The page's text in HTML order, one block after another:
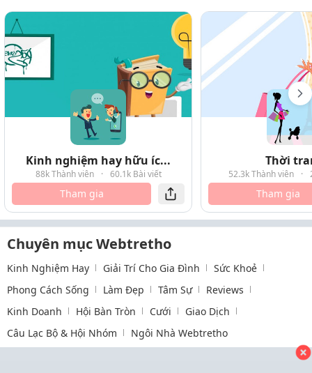
Kinh nghiệm hay hữu íc...
88k Thành viên · 60.1k Bài viết
Tham gia
Thời
52.3k Thành viên ·
Tham gia
Chuyên mục Webtretho
Kinh Nghiệm Hay Giải Trí Cho Gia Đình
Sức Khoẻ
Phong Cách Sống
Làm Đẹp Tâm Sự
Reviews
Kinh Doanh
Hội Bàn Tròn Cưới
Giao Dịch
Câu Lạc Bộ & Hội Nhóm
Ngôi Nhà Webtretho